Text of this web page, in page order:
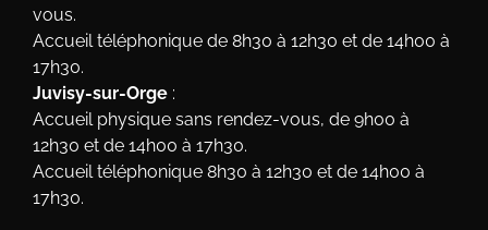
vous.
Accueil téléphonique de 8h30 à 12h30 et de 14h00 à
17h30.
Juvisy-sur-Orge :
Accueil physique sans rendez-vous, de 9h00 à
12h30 et de 14h00 à 17h30.
Accueil téléphonique 8h30 à 12h30 et de 14h00 à
17h30.